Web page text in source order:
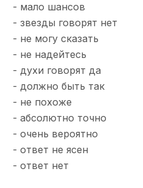
- мало шансов
- звезды говорят нет
- не могу сказать
- не надейтесь
- духи говорят да
- должно быть так
- не похоже
- абсолютно точно
- очень вероятно
- ответ не ясен
- ответ нет